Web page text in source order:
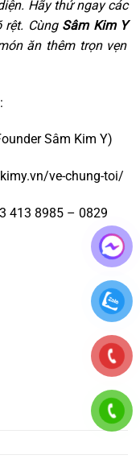
Hãy thử ngay các
rệt. Cùng Sâm Kim Y
ăn thêm trọn vẹn
Sâm Kim Y)
ve-chung-toi/
413 8985 – 0829